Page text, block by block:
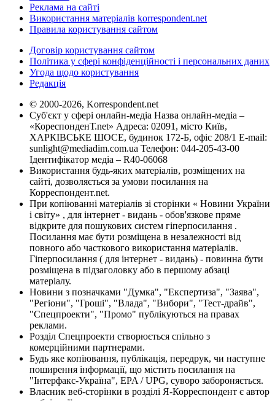
Реклама на сайті
Використання матеріалів korrespondent.net
Правила користування сайтом
Договір користування сайтом
Політика у сфері конфіденційності і персональних даних
Угода щодо користування
Редакція
© 2000-2026, Korrespondent.net
Суб'єкт у сфері онлайн-медіа Назва онлайн-медіа –
«КореспонденТ.net» Адреса: 02091, місто Київ,
ХАРКІВСЬКЕ ШОСЕ, будинок 172-Б, офіс 208/1 E-mail:
sunlight@mediadim.com.ua Телефон: 044-205-43-00
Ідентифікатор медіа – R40-06068
Використання будь-яких матеріалів, розміщених на
сайті, дозволяється за умови посилання на
Корреспондент.net.
При копіюванні матеріалів зі сторінки « Новини України
і світу» , для інтернет - видань - обов'язкове пряме
відкрите для пошукових систем гіперпосилання .
Посилання має бути розміщена в незалежності від
повного або часткового використання матеріалів.
Гіперпосилання ( для інтернет - видань) - повинна бути
розміщена в підзаголовку або в першому абзаці
матеріалу.
Новини з позначками "Думка", "Експертиза", "Заява",
"Регіони", "Гроші", "Влада", "Вибори", "Тест-драйв",
"Спецпроекти", "Промо" публікуються на правах
реклами.
Розділ Спецпроекти створюється спільно з
комерційними партнерами.
Будь яке копіювання, публікація, передрук, чи наступне
поширення інформації, що містить посилання на
"Інтерфакс-Україна", EPA / UPG, суворо забороняється.
Власник веб-сторінки в розділі Я-Корреспондент є автор